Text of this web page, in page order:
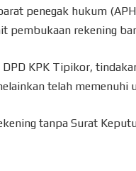
penegak hukum
pembukaan rekening
KPK Tipikor,
telah memenuhi
tanpa Surat